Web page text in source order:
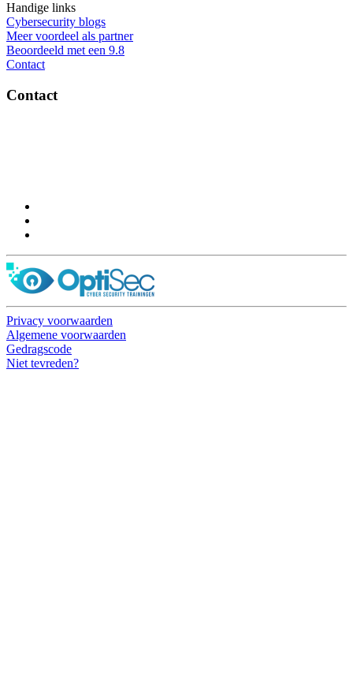
Handige links
Cybersecurity blogs
Meer voordeel als partner
Beoordeeld met een 9.8
Contact
Contact
Privacy voorwaarden
Algemene voorwaarden
Gedragscode
Niet tevreden?